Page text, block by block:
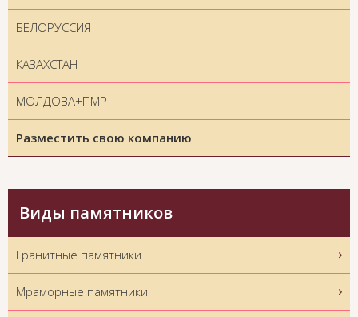
БЕЛОРУССИЯ
КАЗАХСТАН
МОЛДОВА+ПМР
Разместить свою компанию
Виды памятников
Гранитные памятники
Мраморные памятники